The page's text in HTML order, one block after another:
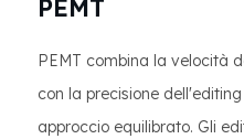
PEMT
PEMT combina la velocità
con la precisione
approccio equilibrato. Gli